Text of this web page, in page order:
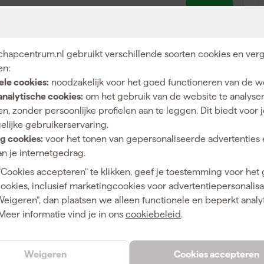
gebruikt verschillende soorten cookies en
cookies: noodzakelijk voor het goed functioneren van de
cookies: om het gebruik van de website te
zonder persoonlijke profielen aan te leggen. Dit biedt voor
gebruikerservaring.
cookies: voor het tonen van gepersonaliseerde advertenties
je internetgedrag.
accepteren" te klikken, geef je toestemming voor het
inclusief marketingcookies voor
dan plaatsen we alleen functionele en beperkt
informatie vind je in ons cookiebeleid.
Cookies accepteren
Weigeren
kun je grondig en comfortabel oude verf, lijm, vernis
zoals hout, metaal en beton. Dankzij het ergonomische
zelfs op grote oppervlakken waar extra kracht
prestaties en blijft lang scherp, zodat je minder
bereikbare plekken of grotere stukken te
met Anza verlengstelen. De breedte van 50
behaalt bij elke schraapklus.